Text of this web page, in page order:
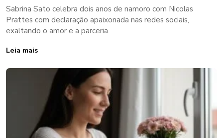
Sabrina Sato celebra dois anos de namoro com Nicolas
Prattes com declaração apaixonada nas redes sociais,
exaltando o amor e a parceria.
Leia mais